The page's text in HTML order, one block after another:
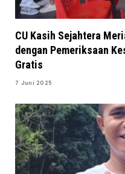
CU Kasih Sejahtera
dengan Pemeriksaan
Gratis
7 Juni 2025